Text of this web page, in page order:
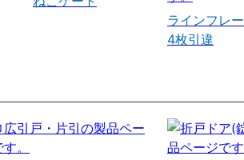
ラインフレ
4枚引違